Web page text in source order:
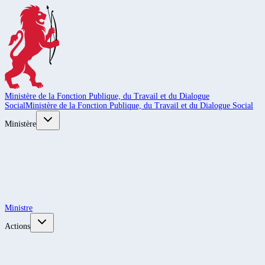
Ministère de la Fonction Publique, du Travail et du Dialogue
SocialMinistère de la Fonction Publique, du Travail et du Dialogue Social
Ministère
Ministre
Actions